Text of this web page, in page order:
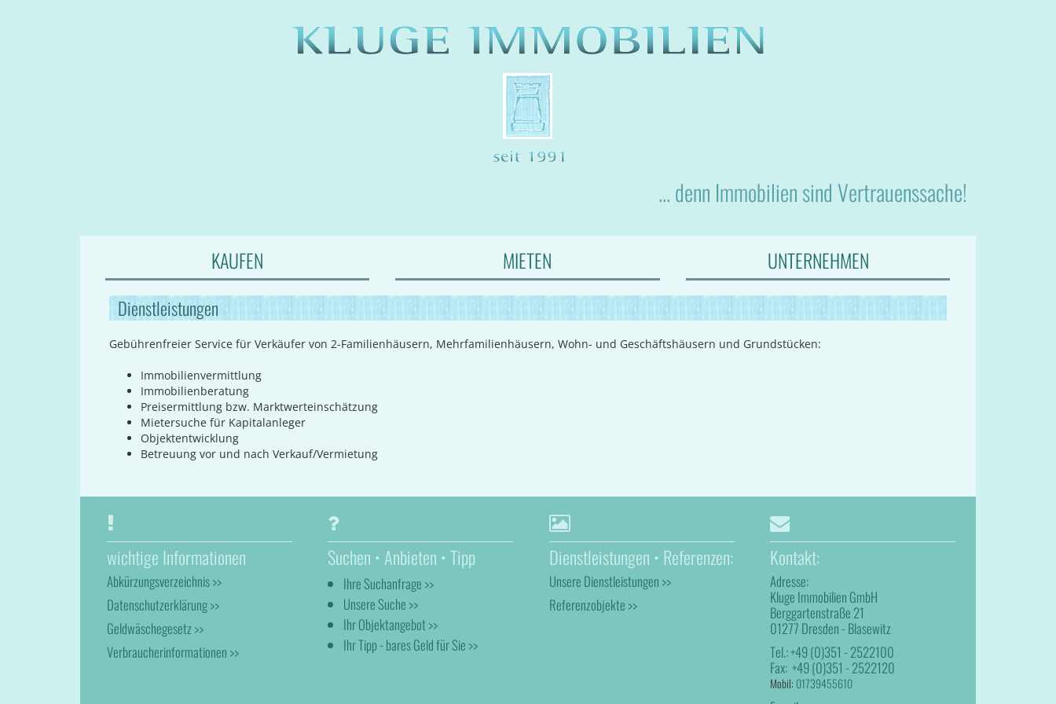
... denn Immobilien sind Vertrauenssache!
KAUFEN MIETEN UNTERNEHMEN
Dienstleistungen
Gebührenfreier Service für Verkäufer von 2-Familienhäusern, Mehrfamilienhäusern, Wohn- und Geschäftshäusern und Grundstücken:
Immobilienvermittlung
Immobilienberatung
Preisermittlung bzw. Marktwerteinschätzung
Mietersuche für Kapitalanleger
Objektentwicklung
Betreuung vor und nach Verkauf/Vermietung
wichtige Informationen
Abkürzungsverzeichnis >>
Datenschutzerklärung >>
Geldwäschegesetz >>
Verbraucherinformationen >>
Suchen • Anbieten • Tipp
Ihre Suchanfrage >>
Unsere Suche >>
Ihr Objektangebot >>
Ihr Tipp - bares Geld für Sie >>
Dienstleistungen • Referenzen:
Unsere Dienstleistungen >>
Referenzobjekte >>
Kontakt:
Adresse:
Kluge Immobilien GmbH
Berggartenstraße 21
01277 Dresden - Blasewitz
Tel.:+49 (0)351 - 2522100
Fax:+49 (0)351 - 2522120
Mobil: 01739455610